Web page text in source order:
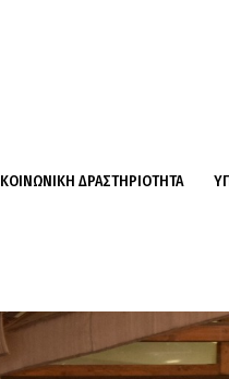
ΚΟΙΝΩΝΙΚΉ ΔΡΑΣΤΗΡΙΌΤΗΤΑ